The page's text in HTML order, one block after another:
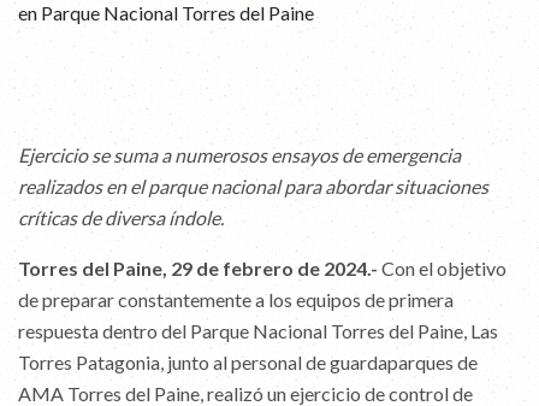
en Parque Nacional Torres del Paine
Ejercicio se suma a numerosos ensayos de emergencia
realizados en el parque nacional para abordar situaciones
críticas de diversa índole.
Torres del Paine, 29 de febrero de 2024.- Con el objetivo
de preparar constantemente a los equipos de primera
respuesta dentro del Parque Nacional Torres del Paine, Las
Torres Patagonia, junto al personal de guardaparques de
AMA Torres del Paine, realizó un ejercicio de control de